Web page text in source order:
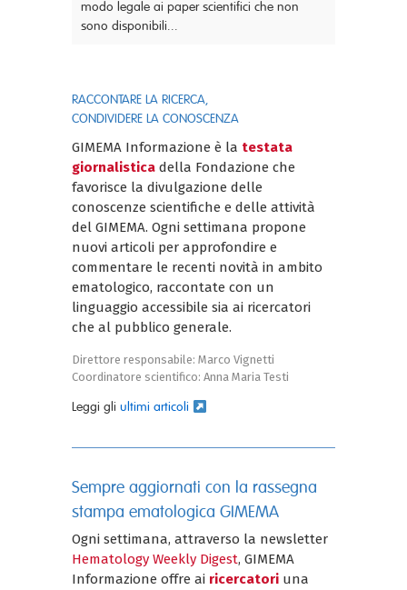
modo legale ai paper scientifici che non
sono disponibili...
RACCONTARE LA RICERCA,
CONDIVIDERE LA CONOSCENZA
GIMEMA Informazione è la testata
giornalistica della Fondazione che
favorisce la divulgazione delle
conoscenze scientifiche e delle attività
del GIMEMA. Ogni settimana propone
nuovi articoli per approfondire e
commentare le recenti novità in ambito
ematologico, raccontate con un
linguaggio accessibile sia ai ricercatori
che al pubblico generale.
Direttore responsabile: Marco Vignetti
Coordinatore scientifico: Anna Maria Testi
Leggi gli ultimi articoli
Sempre aggiornati con la rassegna
stampa ematologica GIMEMA
Ogni settimana, attraverso la newsletter
Hematology Weekly Digest, GIMEMA
Informazione offre ai ricercatori una